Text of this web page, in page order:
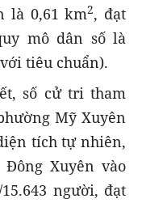
là 0,61 km2, đạt
mô dân số là
tiêu chuẩn).
số cử tri tham
Mỹ Xuyên
tích tự nhiên,
Xuyên vào
người, đạt